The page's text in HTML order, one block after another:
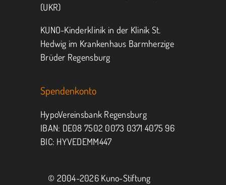
(UKR)
KUNO-Kinderklinik in der Klinik St.
Hedwig im Krankenhaus Barmherzige
Brüder Regensburg
Spendenkonto
HypoVereinsbank Regensburg
IBAN: DE08 7502 0073 0371 4075 96
BIC: HYVEDEMM447
© 2004-2026 Kuno-Stiftung